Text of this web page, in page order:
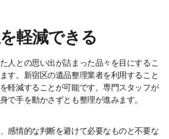
軽減できる
人との思い出が詰まった品々を目にするこ
す。新宿区の遺品整理業者を利用すること
軽減することが可能です。専門スタッフが
で手を動かさずとも整理が進みます。
感情的な判断を避けて必要なものと不要な